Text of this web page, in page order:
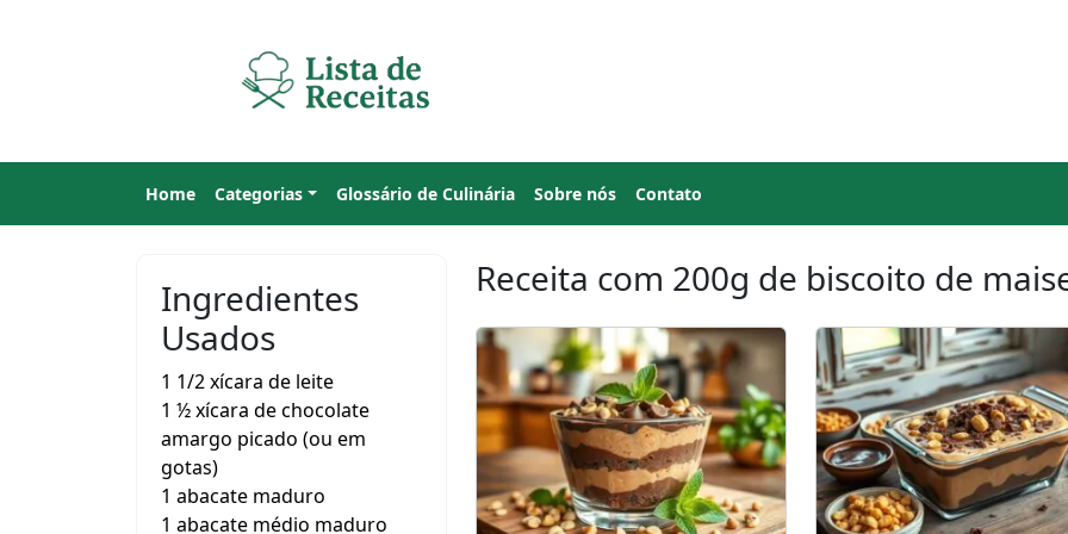
Home Categorias Glossário de Culinária Sobre nós Contato
Ingredientes
Usados
1 1/2 xícara de leite
1 ½ xícara de chocolate
amargo picado (ou em
gotas)
1 abacate maduro
1 abacate médio maduro
Receita com 200g de biscoito de